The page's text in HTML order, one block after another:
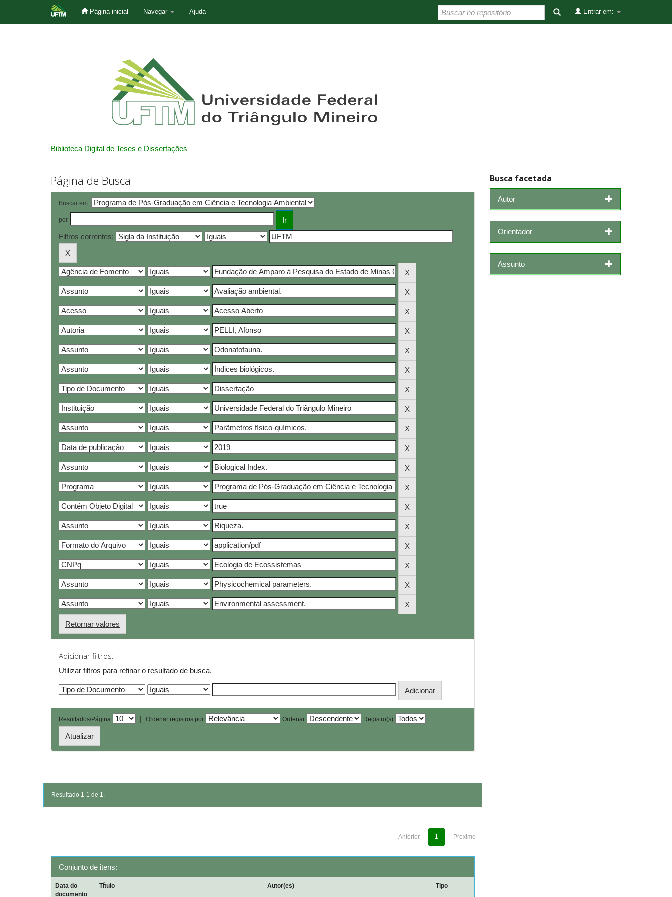
Página inicial Navegar Ajuda Entrar em:
Biblioteca Digital de Teses e Dissertações
Página de Busca
Buscar em:
por
Filtros correntes:
Retornar valores
Adicionar filtros:
Utilizar filtros para refinar o resultado de busca.
Resultados/Página | Ordenar registros por Ordenar Registro(s)
Resultado 1-1 de 1.
Anterior 1 Próximo
Conjunto de itens:
Data do
documento
Título Autor(es) Tipo
Busca facetada
Autor
Orientador
Assunto